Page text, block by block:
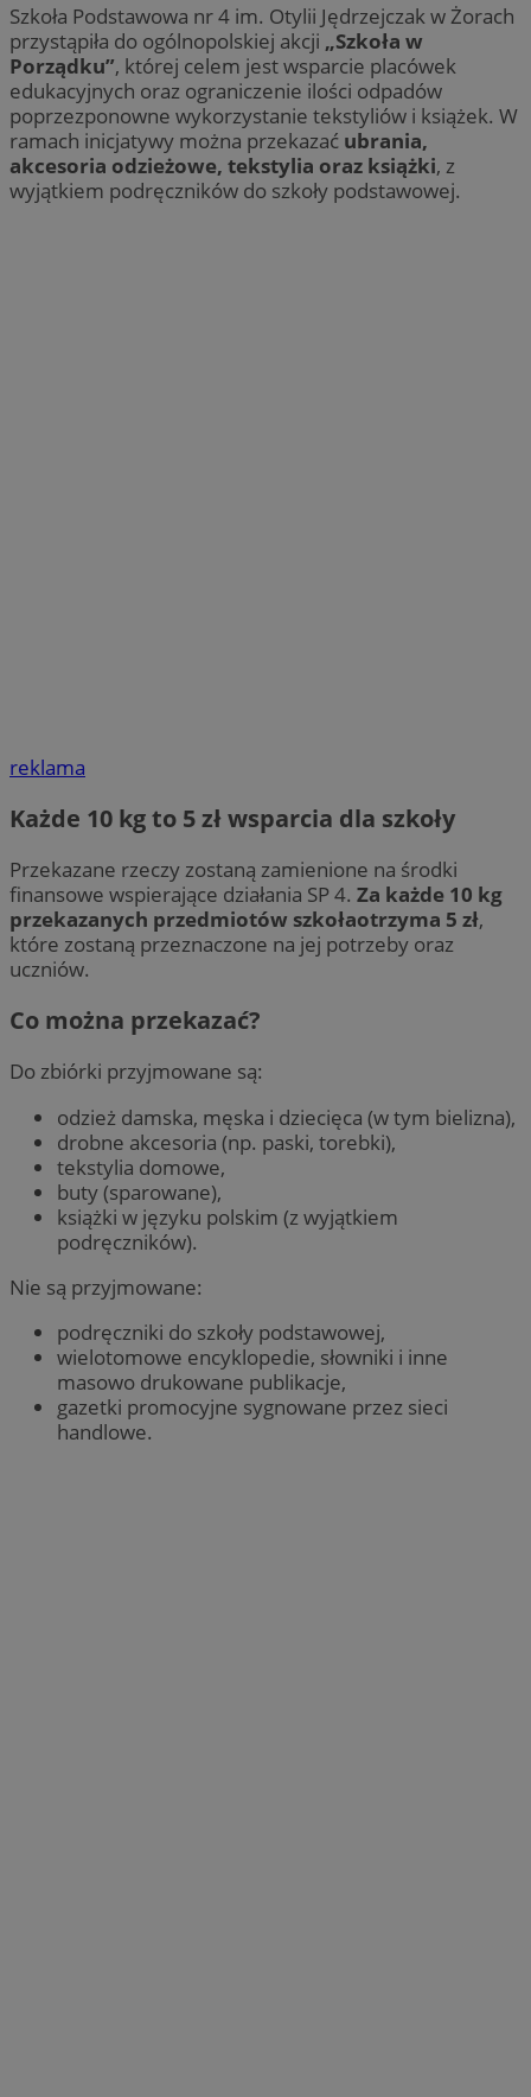
Szkoła Podstawowa nr 4 im. Otylii Jędrzejczak w Żorach
przystąpiła do ogólnopolskiej akcji „Szkoła w
Porządku”, której celem jest wsparcie placówek
edukacyjnych oraz ograniczenie ilości odpadów
poprzezponowne wykorzystanie tekstyliów i książek. W
ramach inicjatywy można przekazać ubrania,
akcesoria odzieżowe, tekstylia oraz książki, z
wyjątkiem podręczników do szkoły podstawowej.
reklama
Każde 10 kg to 5 zł wsparcia dla szkoły
Przekazane rzeczy zostaną zamienione na środki
finansowe wspierające działania SP 4. Za każde 10 kg
przekazanych przedmiotów szkołaotrzyma 5 zł,
które zostaną przeznaczone na jej potrzeby oraz
uczniów.
Co można przekazać?
Do zbiórki przyjmowane są:
odzież damska, męska i dziecięca (w tym bielizna),
drobne akcesoria (np. paski, torebki),
tekstylia domowe,
buty (sparowane),
książki w języku polskim (z wyjątkiem
podręczników).
Nie są przyjmowane:
podręczniki do szkoły podstawowej,
wielotomowe encyklopedie, słowniki i inne
masowo drukowane publikacje,
gazetki promocyjne sygnowane przez sieci
handlowe.